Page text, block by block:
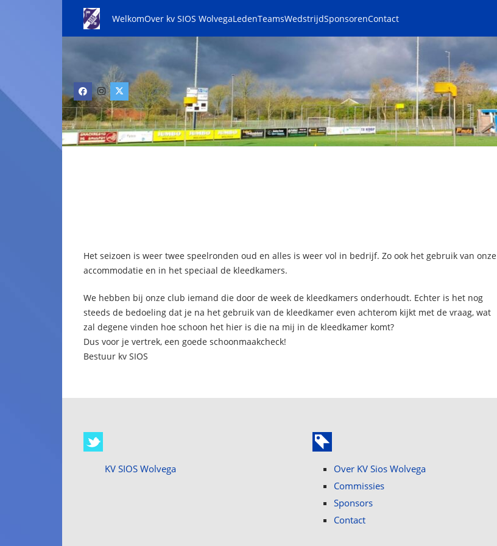
WelkomOver kv SIOS WolvegaLedenTeamsWedstrijdSponsorenContact
Het seizoen is weer twee speelronden oud en alles is weer vol in bedrijf. Zo ook het gebruik van onze
accommodatie en in het speciaal de kleedkamers.
We hebben bij onze club iemand die door de week de kleedkamers onderhoudt. Echter is het nog
steeds de bedoeling dat je na het gebruik van de kleedkamer even achterom kijkt met de vraag, wat
zal degene vinden hoe schoon het hier is die na mij in de kleedkamer komt?
Dus voor je vertrek, een goede schoonmaakcheck!
Bestuur kv SIOS
KV SIOS Wolvega
Over KV Sios Wolvega
Commissies
Sponsors
Contact